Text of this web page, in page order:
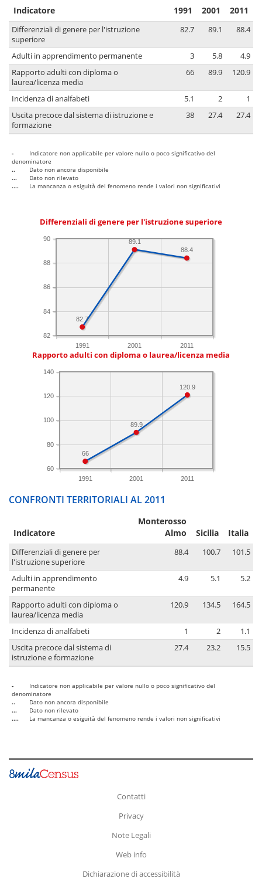
Indicatore 1991 2001 2011
Differenziali di genere per l'istruzione
superiore
82.7 89.1 88.4
Adulti in apprendimento permanente 3 5.8
4.9
Rapporto adulti con diploma o
laurea/licenza media
66 89.9 120.9
Incidenza di analfabeti 5.1 2
1
Uscita precoce dal sistema di istruzione e
formazione
38 27.4 27.4
-
Indicatore non applicabile per valore nullo o poco significativo del
denominatore
..
Dato non ancora disponibile
...
Dato non rilevato
....
La mancanza o esiguità del fenomeno rende i valori non significativi
Differenziali di genere per l'istruzione superiore
1991 2001 2011
82
84
86
88
90
88.4
89.1
82.7
Rapporto adulti con diploma o laurea/licenza media
1991 2001 2011
60
80
100
120
140
120.9
89.9
66
CONFRONTI TERRITORIALI AL 2011
Indicatore
Monterosso
Almo
Sicilia Italia
Differenziali di genere per
l'istruzione superiore
88.4 100.7 101.5
Adulti in apprendimento
permanente
4.9 5.1 5.2
Rapporto adulti con diploma o
laurea/licenza media
120.9 134.5 164.5
Incidenza di analfabeti 1 2
1.1
Uscita precoce dal sistema di
istruzione e formazione
27.4 23.2 15.5
-
Indicatore non applicabile per valore nullo o poco significativo del
denominatore
..
Dato non ancora disponibile
...
Dato non rilevato
....
La mancanza o esiguità del fenomeno rende i valori non significativi
Contatti
Privacy
Note Legali
Web info
Dichiarazione di accessibilità